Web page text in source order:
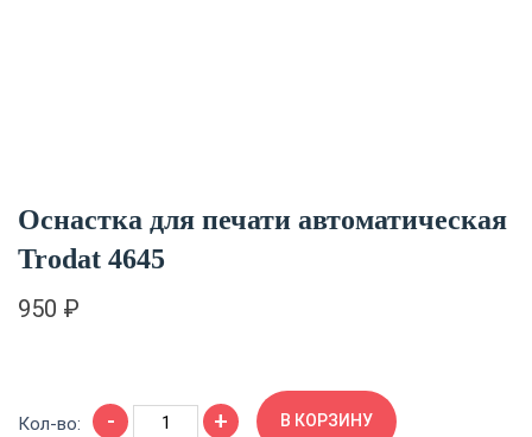
Оснастка для печати автоматическая
Trodat 4645
950 ₽
Кол-во: -
товара
+ В КОРЗИНУ